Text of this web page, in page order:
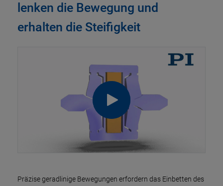
lenken die Bewegung und
erhalten die Steifigkeit
Präzise geradlinige Bewegungen erfordern das Einbetten des